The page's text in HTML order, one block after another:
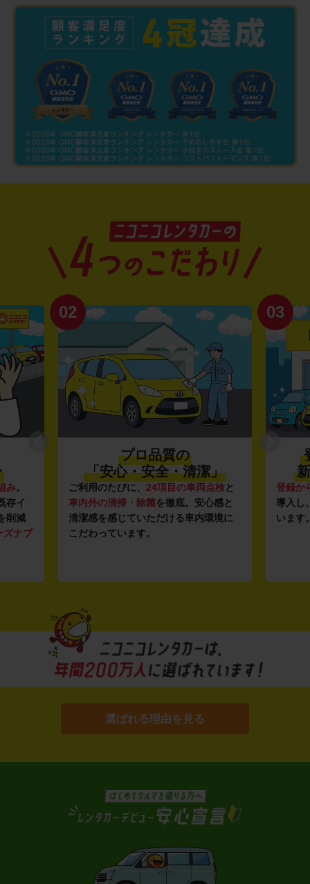
み。
存イ
削減
ズナブ
02
プロ品質の
「安心・安全・清潔」
ご利用のたびに、 24項目の車両点検と
車内外の清掃・除菌を徹底。安心感と
清潔感を感じていただける車内環境に
こだわっています。
03
登録か
導入し
います
選ばれる理由を見る